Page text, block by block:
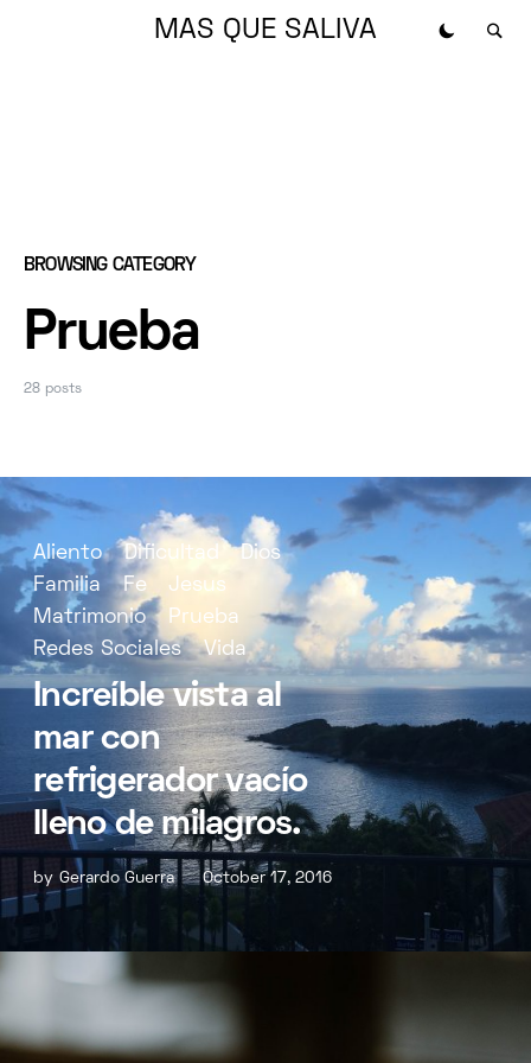
MAS QUE SALIVA
BROWSING CATEGORY
Prueba
28 posts
Aliento Dificultad
Dios
Familia
Fe
Jesus
Matrimonio
Prueba
Redes Sociales
Vida
Increíble vista al
mar con
refrigerador vacío
lleno de milagros.
by Gerardo Guerra October 17, 2016